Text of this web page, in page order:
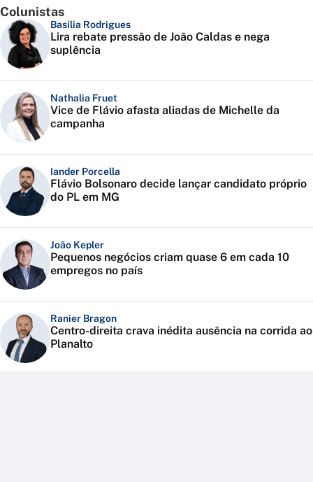
Colunistas
Basília Rodrigues
Lira rebate pressão de João Caldas e nega
suplência
Nathalia Fruet
Vice de Flávio afasta aliadas de Michelle da
campanha
Iander Porcella
Flávio Bolsonaro decide lançar candidato próprio
do PL em MG
João Kepler
Pequenos negócios criam quase 6 em cada 10
empregos no país
Ranier Bragon
Centro-direita crava inédita ausência na corrida ao
Planalto